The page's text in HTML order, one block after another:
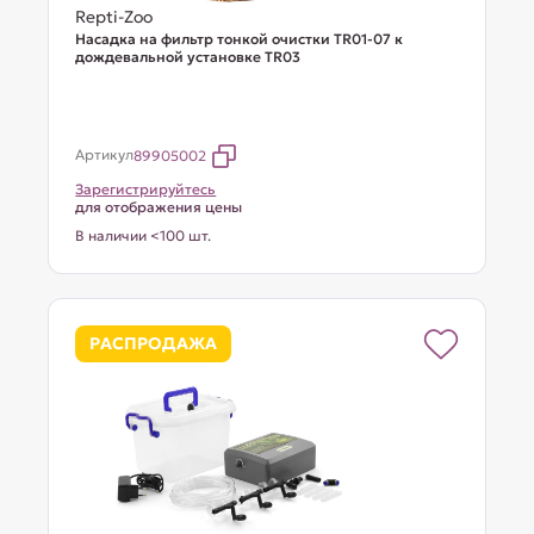
Repti-Zoo
Насадка на фильтр тонкой очистки TR01-07 к
дождевальной установке TR03
Артикул89905002
Зарегистрируйтесь
для отображения цены
В наличии <100 шт.
РАСПРОДАЖА